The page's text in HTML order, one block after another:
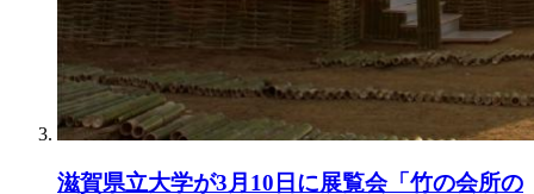
滋賀県立大学が3月10日に展覧会「竹の会所の